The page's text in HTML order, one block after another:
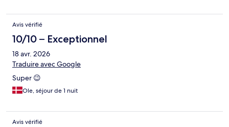
Avis vérifié
10/10 – Exceptionnel
18 avr. 2026
Traduire avec Google
Super 😉
Ole, séjour de 1 nuit
Avis vérifié